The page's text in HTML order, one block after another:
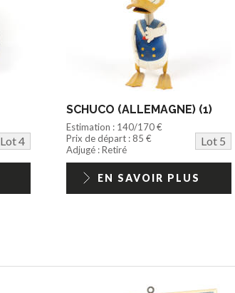
Lot 4
SCHUCO (ALLEMAGNE) (1)
Estimation : 140/170 €
Prix de départ : 85 €
Lot 5
Adjugé : Retiré
EN SAVOIR PLUS